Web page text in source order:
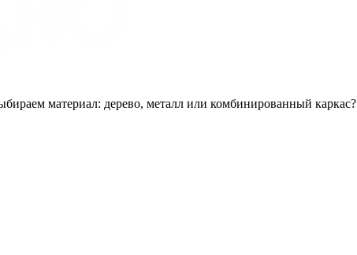
материал: дерево, металл или комбинированный каркас?